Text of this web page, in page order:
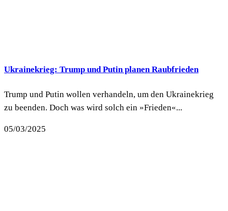
Ukrainekrieg: Trump und Putin planen Raubfrieden
Trump und Putin wollen verhandeln, um den Ukrainekrieg
zu beenden. Doch was wird solch ein »Frieden«...
05/03/2025